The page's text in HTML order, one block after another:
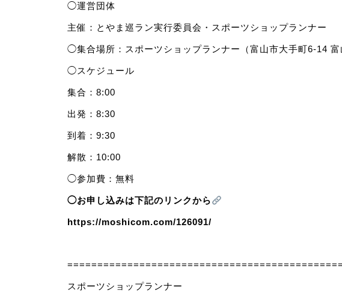
◯運営団体
主催：とやま巡ラン実行委員会・スポーツショップランナー
◯集合場所：スポーツショップランナー（富山市大手町6-14 富
◯スケジュール
集合：8:00
出発：8:30
到着：9:30
解散：10:00
◯参加費：無料
◯お申し込みは下記のリンクから
https://moshicom.com/126091/
=====================================
スポーツショップランナー